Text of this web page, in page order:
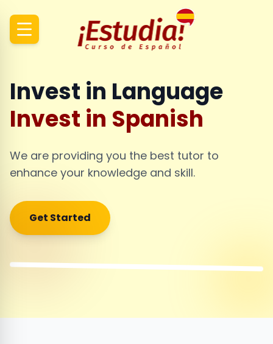
Invest in Language
Invest in Spanish
We are providing you the best tutor to
enhance your knowledge and skill.
Get Started